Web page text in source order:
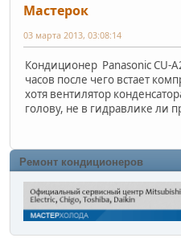
Мастерок
03 марта 2013, 03:08:14
Кондиционер Panasonic CU-
часов после чего встает
хотя вентилятор
голову, не в гидравлике ли
Ремонт кондиционеров